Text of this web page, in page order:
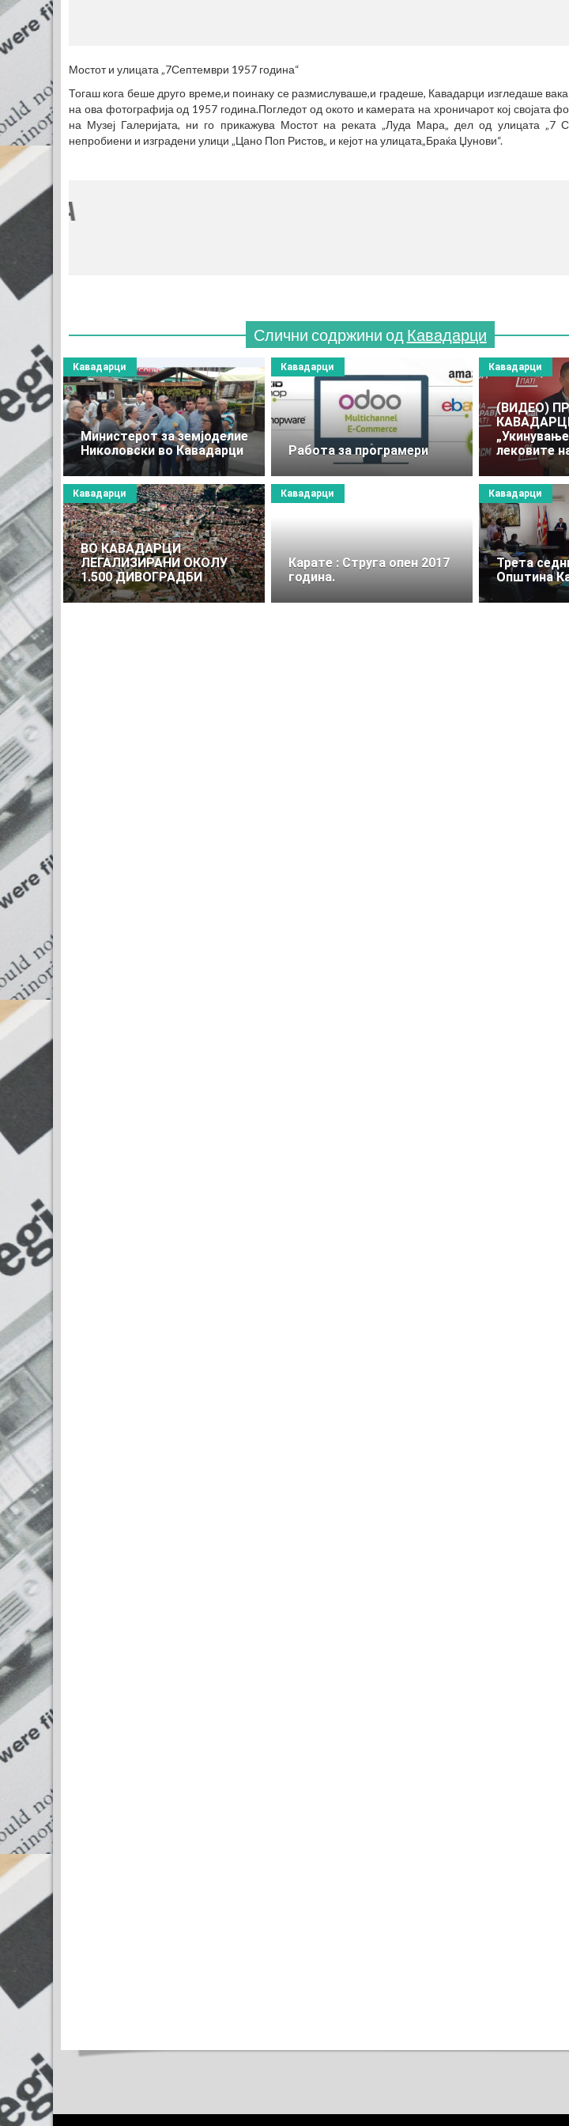
Мостот и улицата „7Септември 1957 година“
Тогаш кога беше друго време,и поинаку се размислуваше,и градеше, Кавадарци изгледаше вака
на ова фотографија од 1957 година.Погледот од окото и камерата на хроничарот кој својата
на Музеј Галеријата, ни го прикажува Мостот на реката „Луда Мара„ дел од улицата „7
непробиени и изградени улици „Цано Поп Ристов„ и кејот на улицата„Браќа Џунови“.
Слични содржини од Кавадарци
Министерот за земјоделие
Николовски во Кавадарци
Кавадарци
Работа за програмери
Кавадарци
(ВИДЕО)
лековите
Кавадарци
ВО КАВАДАРЦИ
ЛЕГАЛИЗИРАНИ ОКОЛУ
1.500 ДИВОГРАДБИ
Кавадарци
Карате : Струга опен 2017
година.
Кавадарци
Трета
Општина
Кавадарци